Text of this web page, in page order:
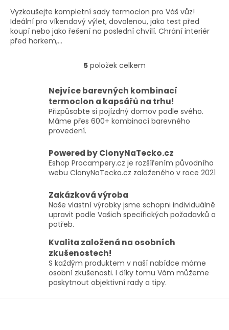
Vyzkoušejte kompletní sady termoclon pro Váš vůz!
Ideální pro víkendový výlet, dovolenou, jako test před
koupí nebo jako řešení na poslední chvílí. Chrání interiér
před horkem,...
O
l
á
d
a
c
r
v
k
v
ý
p
u
5 položek celkem
Nejvíce barevných kombinací
termoclon a kapsářů na trhu!
Přizpůsobte si pojízdný domov podle svého.
Máme přes 600+ kombinací barevného
provedení.
Powered by ClonyNaTecko.cz
Eshop Procampery.cz je rozšířením původního
webu ClonyNaTecko.cz založeného v roce 2021
Zakázková výroba
Naše vlastní výrobky jsme schopni individuálně
upravit podle Vašich specifických požadavků a
potřeb.
Kvalita založená na osobních
zkušenostech!
S každým produktem v naší nabídce máme
osobní zkušenosti. I díky tomu Vám můžeme
poskytnout objektivní rady a tipy.
Z